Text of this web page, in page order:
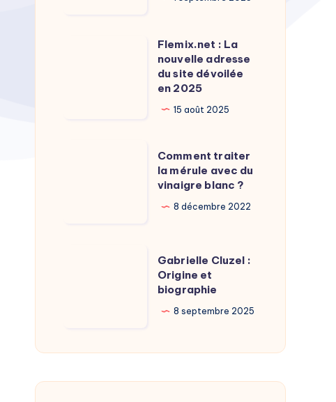
Flemix.net : La
nouvelle adresse
du site dévoilée
en 2025
15 août 2025
Comment traiter
la mérule avec du
vinaigre blanc ?
8 décembre 2022
biographie
Gabrielle Cluzel :
Origine et
biographie
8 septembre 2025